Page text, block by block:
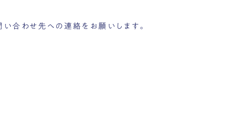
合わせ先への連絡をお願いします。